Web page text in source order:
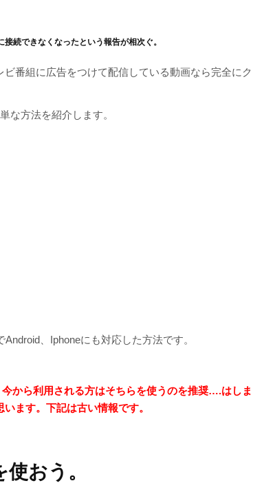
続できなくなったという報告が相次ぐ。
番組に広告をつけて配信している動画なら完全にク
な方法を紹介します。
、Iphoneにも対応した方法です。
から利用される方はそちらを使うのを推奨….はしま
ます。下記は古い情報です。
おう。